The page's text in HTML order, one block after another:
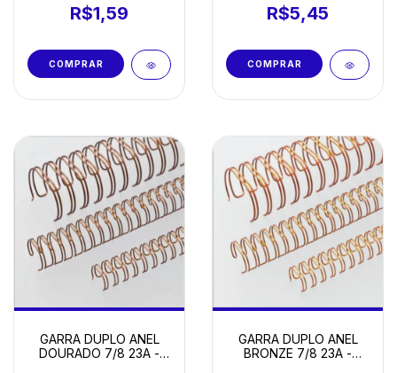
R$1,59 R$5,45
GARRA DUPLO ANEL
DOURADO 7/8 23A -
GARRA DUPLO ANEL
BRONZE 7/8 23A -